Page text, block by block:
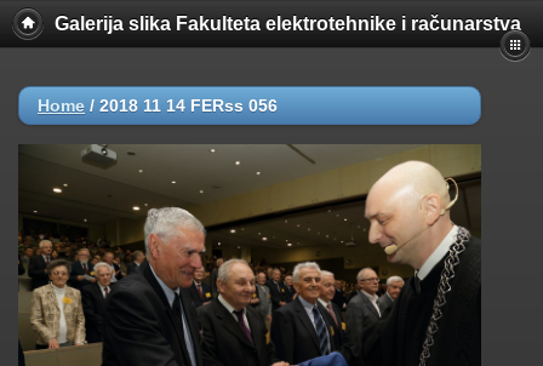
Galerija slika Fakulteta elektrotehnike i računarstva
Home / 2018 11 14 FERss 056